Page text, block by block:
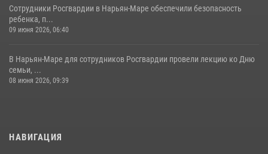
Сотрудники Росгвардии в Нарьян-Маре обеспечили безопасность
ребенка, п...
09 июня 2026, 06:40
В Нарьян-Маре для сотрудников Росгвардии провели лекцию ко Дню
семьи, ...
08 июня 2026, 09:39
НАВИГАЦИЯ